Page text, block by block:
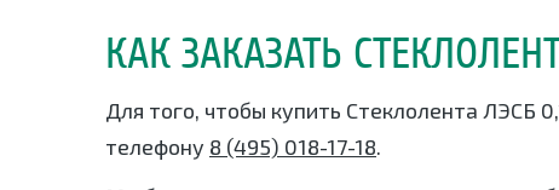
КАК ЗАКАЗАТЬ
Для того, чтобы купить Стеклолента ЛЭСБ
телефону 8 (495) 018-17-18.